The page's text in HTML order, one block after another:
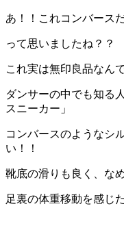
あ！！これコンバース
って思いましたね？？
これ実は無印良品なん
ダンサーの中でも知る
スニーカー」
コンバースのようなシ
い！！
靴底の滑りも良く、な
足裏の体重移動を感じ